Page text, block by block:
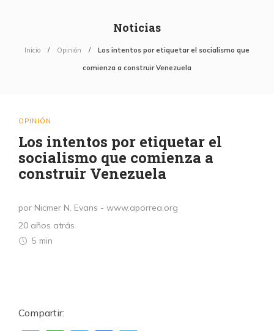
Noticias
Inicio Opinión Los intentos por etiquetar el socialismo que
comienza a construir Venezuela
OPINIÓN
Los intentos por etiquetar el
socialismo que comienza a
construir Venezuela
por Nicmer N. Evans - www.aporrea.org
20 años atrás
5 min
Compartir: